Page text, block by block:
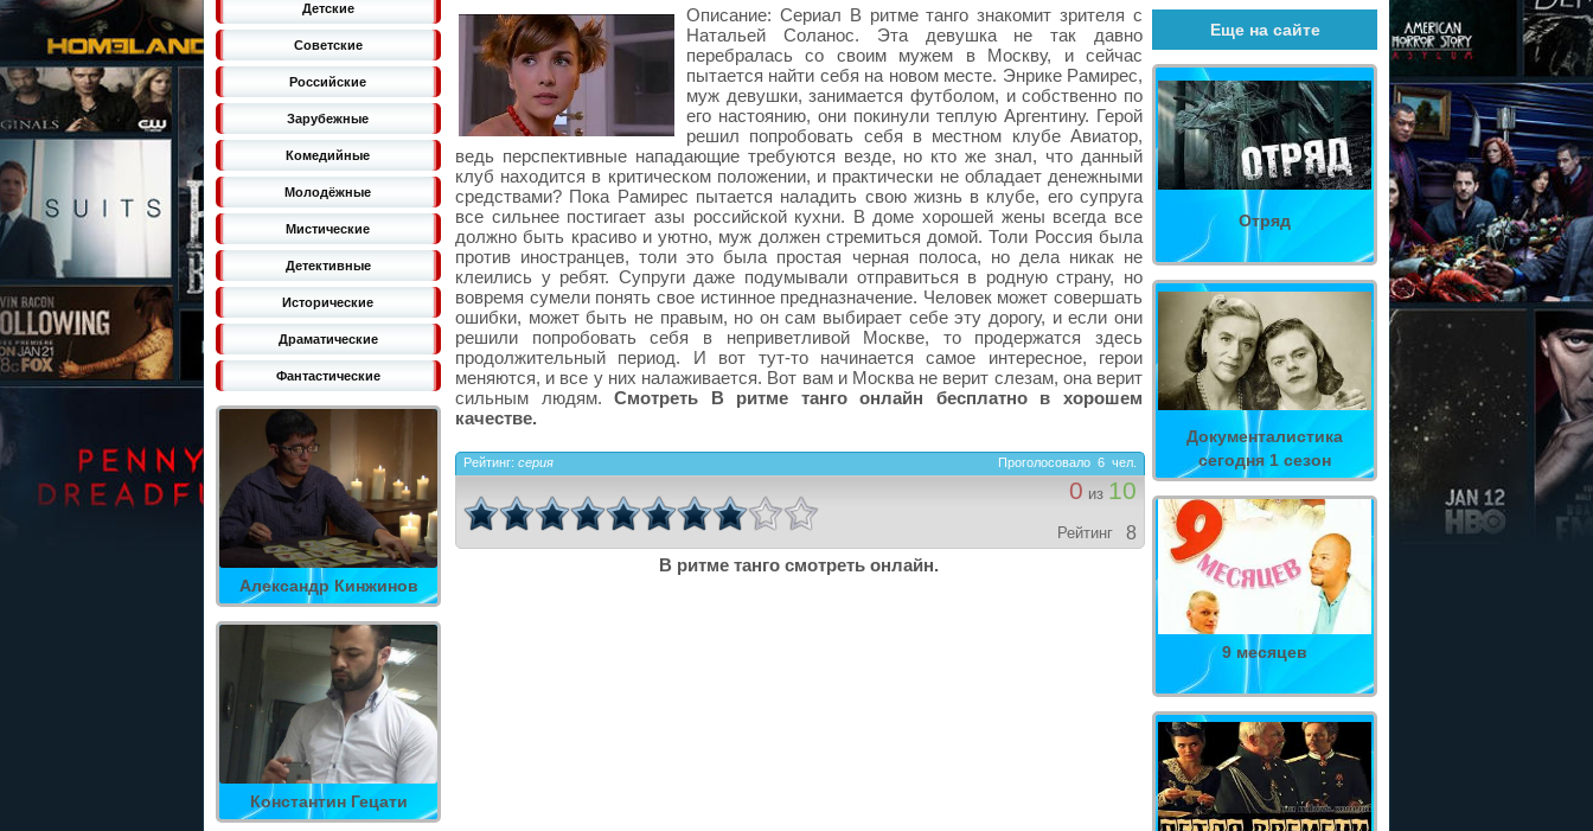
Детские
Советские
Российские
Зарубежные
Комедийные
Молодёжные
Мистические
Детективные
Исторические
Драматические
Фантастические
Александр Кинжинов
Константин Гецати
Еще на сайте
Отряд
Документалистика
сегодня 1 сезон
9 месяцев
Описание: Сериал В ритме танго знакомит зрителя с
Натальей Соланос. Эта девушка не так давно
перебралась со своим мужем в Москву, и сейчас
пытается найти себя на новом месте. Энрике Рамирес,
муж девушки, занимается футболом, и собственно по
его настоянию, они покинули теплую Аргентину. Герой
решил попробовать себя в местном клубе Авиатор,
ведь перспективные нападающие требуются везде, но кто же знал, что данный
клуб находится в критическом положении, и практически не обладает денежными
средствами? Пока Рамирес пытается наладить свою жизнь в клубе, его супруга
все сильнее постигает азы российской кухни. В доме хорошей жены всегда все
должно быть красиво и уютно, муж должен стремиться домой. Толи Россия была
против иностранцев, толи это была простая черная полоса, но дела никак не
клеились у ребят. Супруги даже подумывали отправиться в родную страну, но
вовремя сумели понять свое истинное предназначение. Человек может совершать
ошибки, может быть не правым, но он сам выбирает себе эту дорогу, и если они
решили попробовать себя в неприветливой Москве, то продержатся здесь
продолжительный период. И вот тут-то начинается самое интересное, герои
меняются, и все у них налаживается. Вот вам и Москва не верит слезам, она верит
сильным людям.Смотреть В ритме танго онлайн бесплатно в хорошем
качестве.
Рейтинг: серия Проголосовало 6 чел.
0 из 10
Рейтинг
8
В ритме танго смотреть онлайн.